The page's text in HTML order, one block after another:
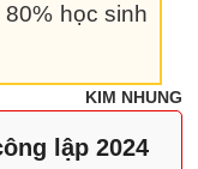
học sinh
KIM NHUNG
lập 2024